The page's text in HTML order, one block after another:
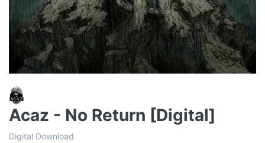
Acaz - No Return [Digital]
Digital Download